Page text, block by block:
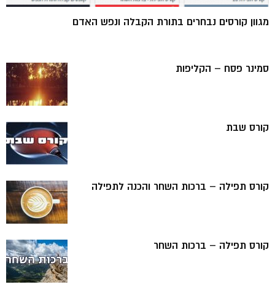
מגוון קורסים נבחרים בתורת הקבלה ונפש האדם
סמינר פסח – הקליפות
קורס שבת
קורס תפילה – ברכות השחר והכנה לתפילה
קורס תפילה – ברכות השחר